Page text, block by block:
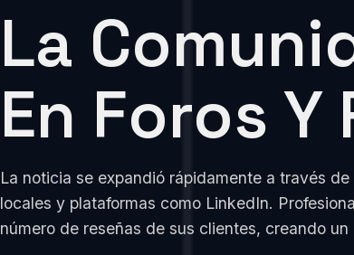
La
En Foros
La noticia se expandió rápidamente a través
locales y plataformas como LinkedIn.
número de reseñas de sus clientes, creando